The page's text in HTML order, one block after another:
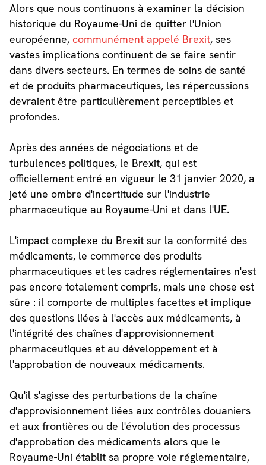
Alors que nous continuons à examiner la décision
historique du Royaume-Uni de quitter l'Union
européenne,communément appelé Brexit, ses
vastes implications continuent de se faire sentir
dans divers secteurs. En termes de soins de santé
et de produits pharmaceutiques, les répercussions
devraient être particulièrement perceptibles et
profondes.
Après des années de négociations et de
turbulences politiques, le Brexit, qui est
officiellement entré en vigueur le 31 janvier 2020, a
jeté une ombre d'incertitude sur l'industrie
pharmaceutique au Royaume-Uni et dans l'UE.
L'impact complexe du Brexit sur la conformité des
médicaments, le commerce des produits
pharmaceutiques et les cadres réglementaires n'est
pas encore totalement compris, mais une chose est
sûre : il comporte de multiples facettes et implique
des questions liées à l'accès aux médicaments, à
l'intégrité des chaînes d'approvisionnement
pharmaceutiques et au développement et à
l'approbation de nouveaux médicaments.
Qu'il s'agisse des perturbations de la chaîne
d'approvisionnement liées aux contrôles douaniers
et aux frontières ou de l'évolution des processus
d'approbation des médicaments alors que le
Royaume-Uni établit sa propre voie réglementaire,